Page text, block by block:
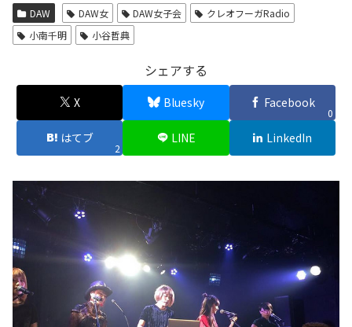
DAW DAW女 DAW女子会
クレオフーガRadio
小南千明
小谷哲典
シェアする
X Bluesky Facebook
0
はてブ
2
LINE LinkedIn